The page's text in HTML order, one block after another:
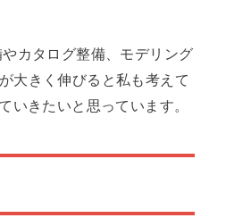
カタログ整備、モデリング
大きく伸びると私も考えて
いきたいと思っています。